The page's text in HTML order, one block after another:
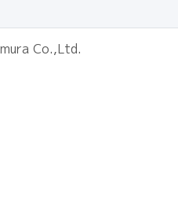
Co.,Ltd.